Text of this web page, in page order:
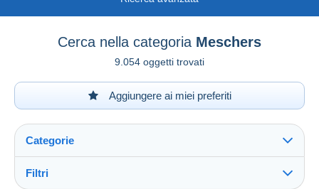
Cerca nella categoria Meschers
9.054 oggetti trovati
Aggiungere ai miei preferiti
Categorie
Filtri